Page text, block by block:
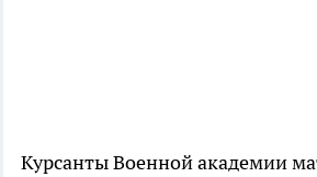
Курсанты Военной академии